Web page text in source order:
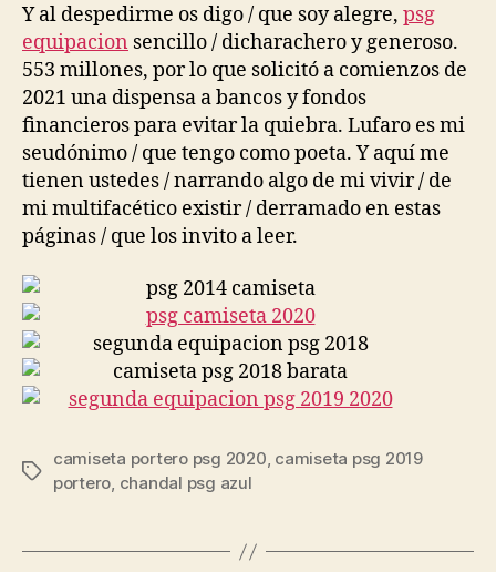
Y al despedirme os digo / que soy alegre, psg
equipacion sencillo / dicharachero y generoso.
553 millones, por lo que solicitó a comienzos de
2021 una dispensa a bancos y fondos
financieros para evitar la quiebra. Lufaro es mi
seudónimo / que tengo como poeta. Y aquí me
tienen ustedes / narrando algo de mi vivir / de
mi multifacético existir / derramado en estas
páginas / que los invito a leer.
Etiquetas
camiseta portero psg 2020, camiseta psg 2019
portero, chandal psg azul